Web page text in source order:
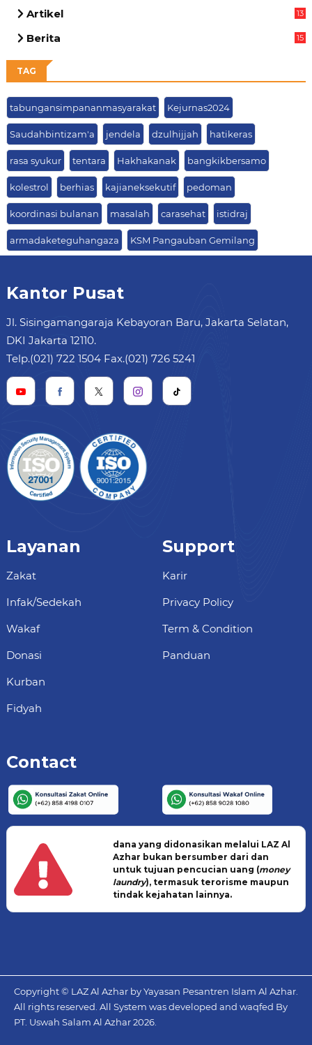
Artikel
13
Berita
15
TAG
tabungansimpananmasyarakat Kejurnas2024
Saudahbintizam'a jendela dzulhijjah hatikeras
rasa syukur tentara Hakhakanak bangkikbersamo
kolestrol berhias kajianeksekutif pedoman
koordinasi bulanan masalah carasehat istidraj
armadaketeguhangaza KSM Pangauban Gemilang
Kantor Pusat
Jl. Sisingamangaraja Kebayoran Baru, Jakarta Selatan,
DKI Jakarta 12110.
Telp.(021) 722 1504 Fax.(021) 726 5241
Layanan
Zakat
Infak/Sedekah
Wakaf
Donasi
Kurban
Fidyah
Support
Karir
Privacy Policy
Term & Condition
Panduan
Contact
dana yang didonasikan melalui LAZ Al
Azhar bukan bersumber dari dan
untuk tujuan pencucian uang (money
laundry), termasuk terorisme maupun
tindak kejahatan lainnya.
Copyright © LAZ Al Azhar by Yayasan Pesantren Islam Al Azhar.
All rights reserved. All System was developed and waqfed By
PT. Uswah Salam Al Azhar2026.